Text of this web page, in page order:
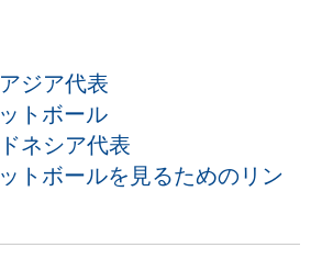
ジア代表
トボール
ネシア代表
トボールを見るためのリン